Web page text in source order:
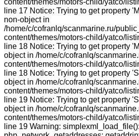
content/themes/motors-child/yatco/
line 17 Notice: Trying to get property
non-object in
/home/c/cofranlq/scanmarine.ru/
content/themes/motors-child/yatco/
line 18 Notice: Trying to get property
object in /home/c/cofranlq/
content/themes/motors-child/yatco/
line 18 Notice: Trying to get property
object in /home/c/cofranlq/
content/themes/motors-child/yatco/
line 19 Notice: Trying to get property
object in /home/c/cofranlq/
content/themes/motors-child/yatco/
line 19 Warning: simplexml_load_file():